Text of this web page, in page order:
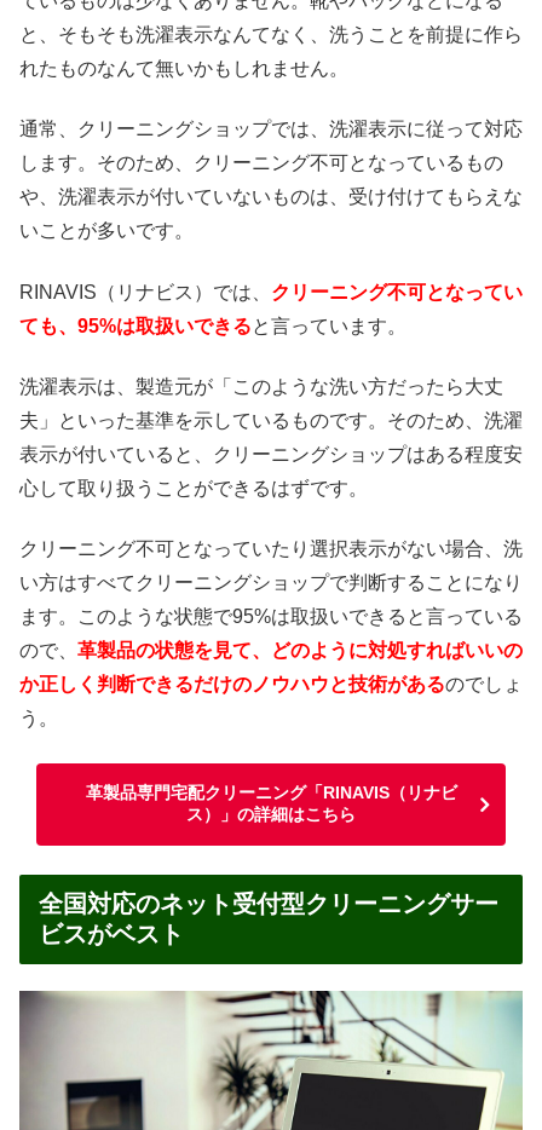
と、そもそも洗濯表示なんてなく、洗うことを前提に作ら
れたものなんて無いかもしれません。
通常、クリーニングショップでは、洗濯表示に従って対応
します。そのため、クリーニング不可となっているもの
や、洗濯表示が付いていないものは、受け付けてもらえな
いことが多いです。
RINAVIS（リナビス）では、 クリーニング不可となってい
ても、95%は取扱いできると言っています。
洗濯表示は、製造元が「このような洗い方だったら大丈
夫」といった基準を示しているものです。そのため、洗濯
表示が付いていると、クリーニングショップはある程度安
心して取り扱うことができるはずです。
クリーニング不可となっていたり選択表示がない場合、洗
い方はすべてクリーニングショップで判断することになり
ます。このような状態で95%は取扱いできると言っている
ので、 革製品の状態を見て、どのように対処すればいいの
か正しく判断できるだけのノウハウと技術があるのでしょ
う。
革製品専門宅配クリーニング「RINAVIS（リナビ
ス）」の詳細はこちら
全国対応のネット受付型クリーニングサー
ビスがベスト